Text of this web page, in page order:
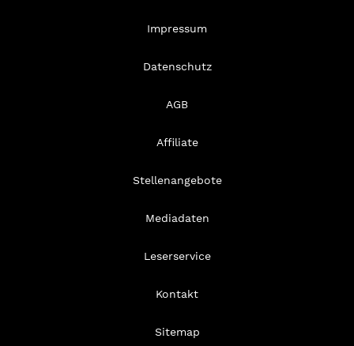
Impressum
Datenschutz
AGB
Affiliate
Stellenangebote
Mediadaten
Leserservice
Kontakt
Sitemap